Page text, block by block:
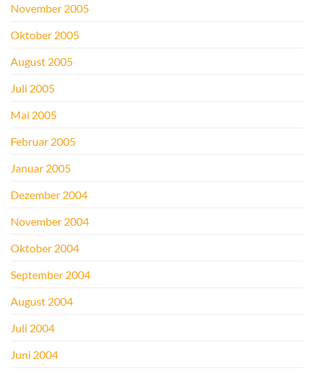
November 2005
Oktober 2005
August 2005
Juli 2005
Mai 2005
Februar 2005
Januar 2005
Dezember 2004
November 2004
Oktober 2004
September 2004
August 2004
Juli 2004
Juni 2004